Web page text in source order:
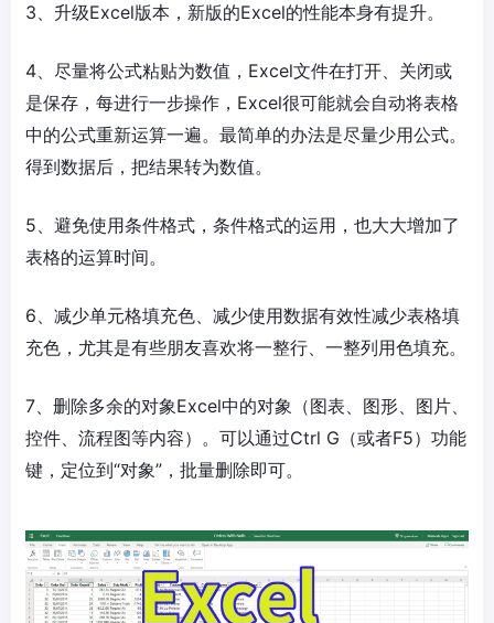
3、升级Excel版本，新版的Excel的性能本身有提升。
4、尽量将公式粘贴为数值，Excel文件在打开、关闭或
是保存，每进行一步操作，Excel很可能就会自动将表格
中的公式重新运算一遍。最简单的办法是尽量少用公式。
得到数据后，把结果转为数值。
5、避免使用条件格式，条件格式的运用，也大大增加了
表格的运算时间。
6、减少单元格填充色、减少使用数据有效性减少表格填
充色，尤其是有些朋友喜欢将一整行、一整列用色填充。
7、删除多余的对象Excel中的对象（图表、图形、图片、
控件、流程图等内容）。可以通过Ctrl G（或者F5）功能
键，定位到“对象”，批量删除即可。